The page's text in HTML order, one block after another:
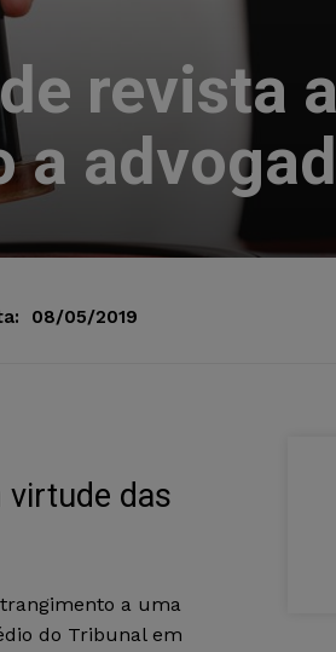
revista
a
08/05/2019
virtude das
a uma
do Tribunal em